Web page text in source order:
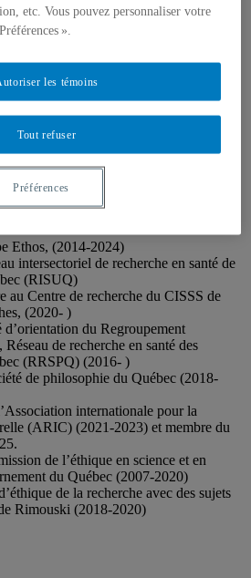
– Pluralisme et diversité culturelle –
– Enseignement de l’éthique à
et organisationnelle –
professionnelle.
Université Laval
Université Laval
Université Laval
Ethos, (2014-2024)
intersectoriel de recherche en santé de
(RISUQ)
au Centre de recherche du CISSS de
(2020- )
du Regroupement
de recherche en santé des
(RRSPQ) (2016- )
de philosophie du Québec (2018-
internationale pour la
(ARIC) (2021-2023) et membre du
de l’éthique en science et en
du Québec (2007-2020)
de la recherche avec des sujets
Rimouski (2018-2020)
etc. Vous pouvez personnaliser votre
».
Tout refuser
les témoins
Préférences